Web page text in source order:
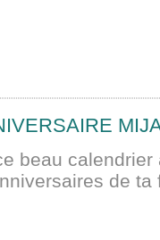
beau calendrier
de ta